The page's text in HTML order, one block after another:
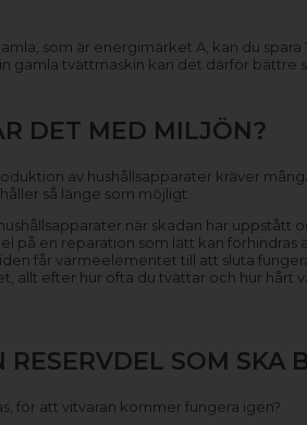
som är energimärket A, kan du spara
tvättmaskin kan det därför bättre
DET MED MILJÖN?
av hushållsapparater kräver
så länge som möjligt.
när skadan har uppstått
en reparation som lätt kan
får värmeelementet till att sluta
efter hur ofta du tvättar och hur hårt
SOM SKA
för att vitvaran kommer fungera igen?